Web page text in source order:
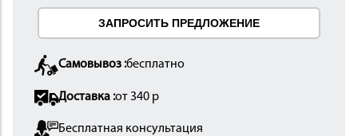
ЗАПРОСИТЬ ПРЕДЛОЖЕНИЕ
Самовывоз :бесплатно
Доставка :от 340 р
Бесплатная консультация